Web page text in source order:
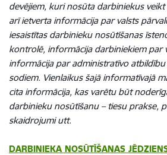
devējiem, kuri nosūta darbiniekus veikt
arī ietverta informācija par valsts
iesaistītas darbinieku nosūtīšanas
kontrolē, informācija darbiniekiem par
informācija par administratīvo
sodiem. Vienlaikus šajā informatīvajā
cita informācija, kas varētu būt
darbinieku nosūtīšanu – tiesu prakse,
skaidrojumi utt.
DARBINIEKA NOSŪTĪŠANAS